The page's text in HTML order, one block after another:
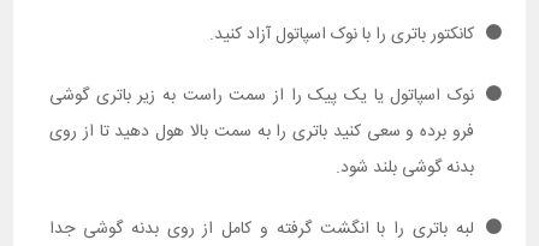
کانکتور باتری را با نوک اسپاتول آزاد کنید.
نوک اسپاتول یا یک پیک را از سمت راست به زیر باتری گوشی
فرو برده و سعی کنید باتری را به سمت بالا هول دهید تا از روی
بدنه گوشی بلند شود.
لبه باتری را با انگشت گرفته و کامل از روی بدنه گوشی جدا